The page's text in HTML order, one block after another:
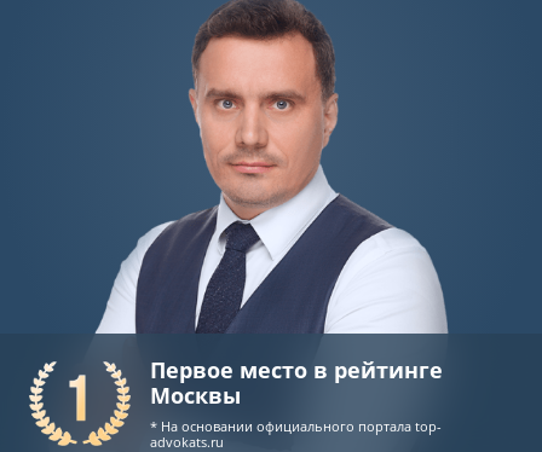
Первое место в рейтинге
Москвы
* На основании официального порталаtop-
advokats.ru